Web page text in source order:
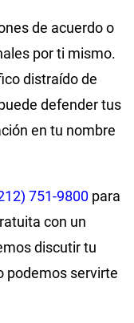
de acuerdo o
por ti mismo.
distraído de
defender tus
en tu nombre
751-9800 para
con un
discutir tu
podemos servirte